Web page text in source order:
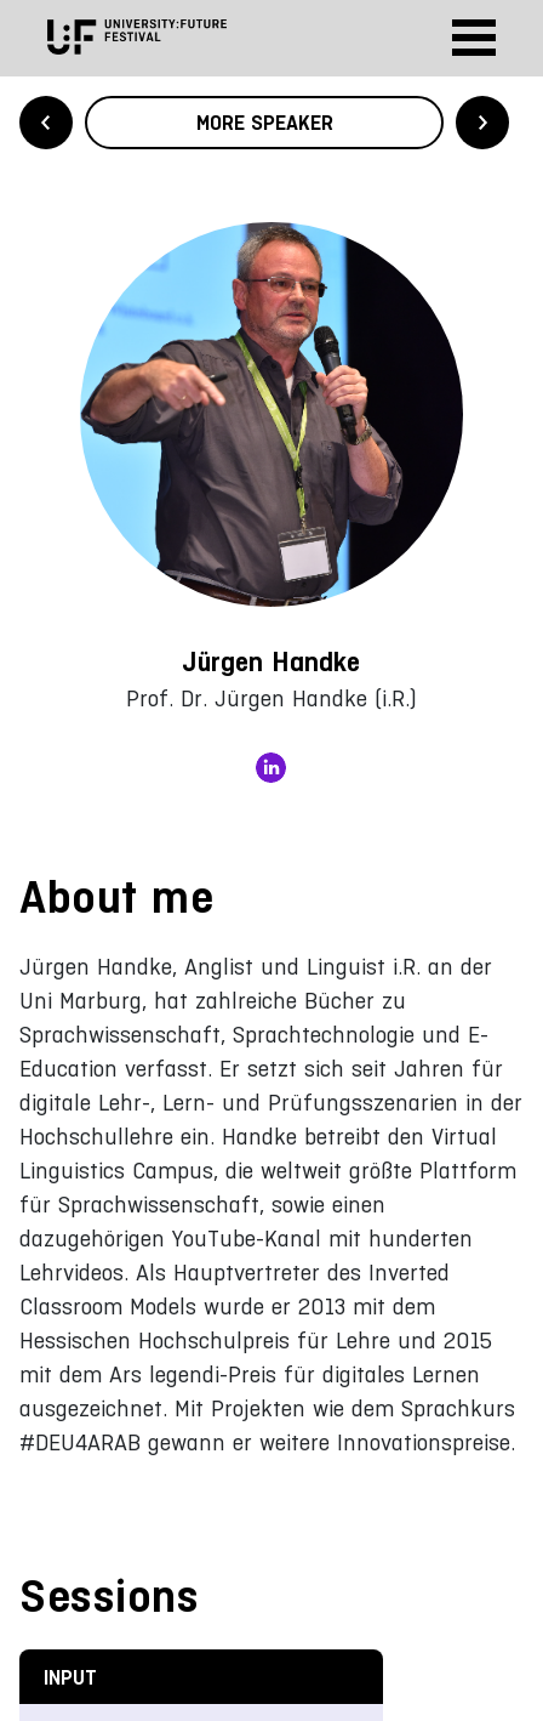
MORE SPEAKER
Jürgen Handke
Prof. Dr. Jürgen Handke (i.R.)
About me
Jürgen Handke, Anglist und Linguist i.R. an der
Uni Marburg, hat zahlreiche Bücher zu
Sprachwissenschaft, Sprachtechnologie und E-
Education verfasst. Er setzt sich seit Jahren für
digitale Lehr-, Lern- und Prüfungsszenarien in der
Hochschullehre ein. Handke betreibt den Virtual
Linguistics Campus, die weltweit größte Plattform
für Sprachwissenschaft, sowie einen
dazugehörigen YouTube-Kanal mit hunderten
Lehrvideos. Als Hauptvertreter des Inverted
Classroom Models wurde er 2013 mit dem
Hessischen Hochschulpreis für Lehre und 2015
mit dem Ars legendi-Preis für digitales Lernen
ausgezeichnet. Mit Projekten wie dem Sprachkurs
#DEU4ARAB gewann er weitere Innovationspreise.
Sessions
INPUT